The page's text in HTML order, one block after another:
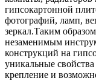
гипсокартонной
фотографий, ламп,
зеркал.Таким
незаменимым
конструкций на
уникальные
крепление и